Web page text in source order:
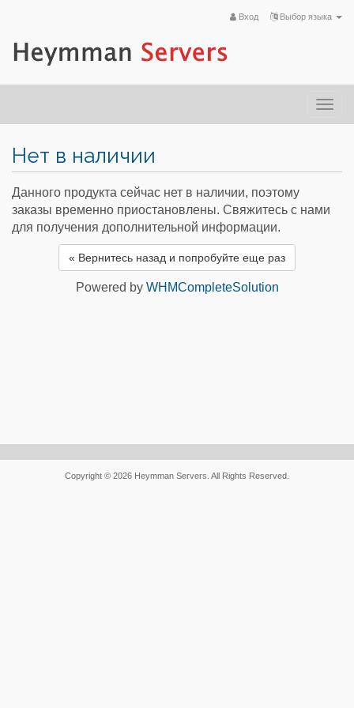
Выбор языка
Вход
Нет в наличии
Данного продукта сейчас нет в наличии, поэтому
заказы временно приостановлены. Свяжитесь с нами
для получения дополнительной информации.
« Вернитесь назад и попробуйте еще раз
Powered by WHMCompleteSolution
Copyright © 2026 Heymman Servers. All Rights Reserved.